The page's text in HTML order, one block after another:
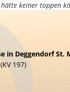
keiner toppen
in Deggendorf St.
197)